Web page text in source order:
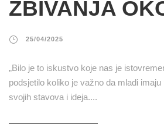
ZBIVANJA
25/04/2025
„Bilo je to iskustvo koje nas je
podsjetilo koliko je važno da mladi
svojih stavova i ideja....